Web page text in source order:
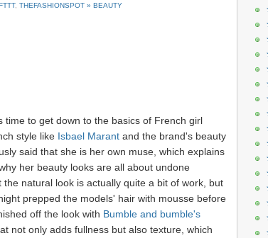
, THEFASHIONSPOT » BEAUTY
time to get down to the basics of French girl
style like Isbael Marant and the brand's beauty
said that she is her own muse, which explains
her beauty looks are all about undone
natural look is actually quite a bit of work, but
prepped the models' hair with mousse before
off the look with Bumble and bumble's
not only adds fullness but also texture, which